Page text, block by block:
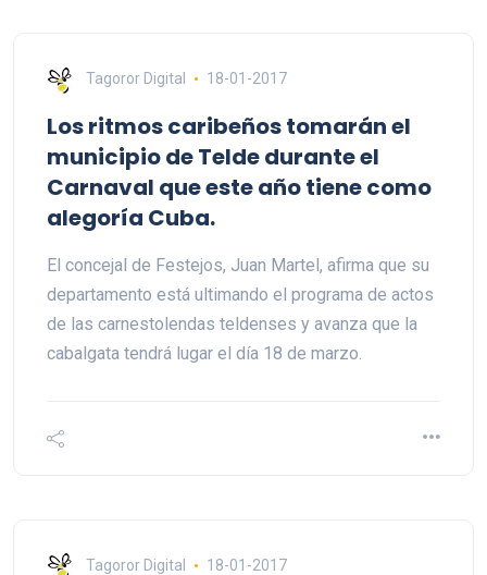
Tagoror Digital 18-01-2017
Los ritmos caribeños tomarán el
municipio de Telde durante el
Carnaval que este año tiene como
alegoría Cuba.
El concejal de Festejos, Juan Martel, afirma que su
departamento está ultimando el programa de actos
de las carnestolendas teldenses y avanza que la
cabalgata tendrá lugar el día 18 de marzo.
Tagoror Digital 18-01-2017